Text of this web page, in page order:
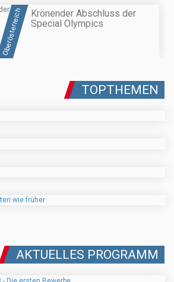
Oberösterreich
Krönender Abschluss der
Special Olympics
TOPTHEMEN
AKTUELLES PROGRAMM